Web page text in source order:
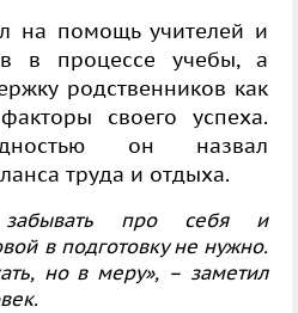
на помощь учителей и
в процессе учебы, а
родственников как
своего успеха.
он назвал
труда и отдыха.
забывать про себя и
в подготовку не нужно.
но в меру», – заметил